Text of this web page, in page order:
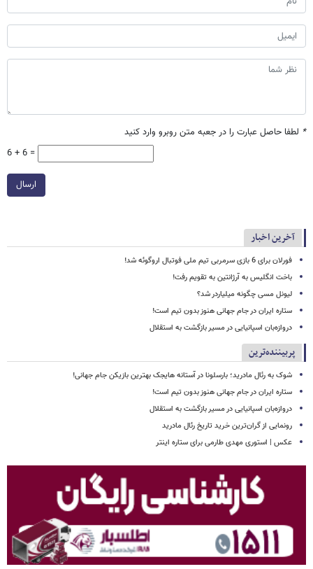
* لطفا حاصل عبارت را در جعبه متن روبرو وارد کنید
6 + 6 =
ارسال
آخرین اخبار
فورلان برای 6 بازی سرمربی تیم ملی فوتبال اروگوئه شد!
باخت انگلیس به آرژانتین به تقویم رفت!
لیونل مسی چگونه میلیاردر شد؟
ستاره ایران در جام جهانی هنوز بدون تیم است!
دروازه‌بان اسپانیایی در مسیر بازگشت به استقلال
پربیننده‌ترین
شوک به رئال مادرید؛ بارسلونا در آستانه هایجک بهترین بازیکن جام جهانی!
ستاره ایران در جام جهانی هنوز بدون تیم است!
دروازه‌بان اسپانیایی در مسیر بازگشت به استقلال
رونمایی از گران‌ترین خرید تاریخ رئال مادرید
عکس | استوری مهدی طارمی برای ستاره اینتر